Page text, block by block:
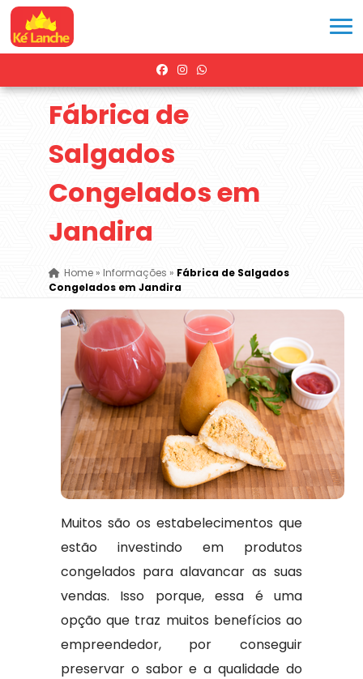
Fábrica de
Salgados
Congelados em
Jandira
Home» Informações » Fábrica de Salgados
Congelados em Jandira
Muitos são os estabelecimentos que
estão investindo em produtos
congelados para alavancar as suas
vendas. Isso porque, essa é uma
opção que traz muitos benefícios ao
empreendedor, por conseguir
preservar o sabor e a qualidade do